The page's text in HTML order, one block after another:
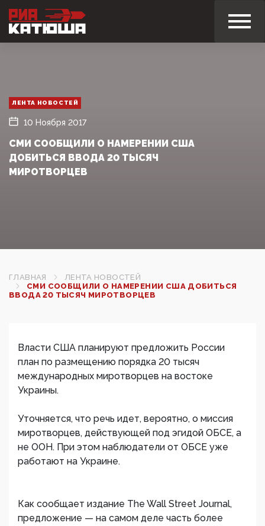
ЛЕНТА НОВОСТЕЙ
10 Ноября 2017
СМИ СООБЩИЛИ О НАМЕРЕНИИ США
ДОБИТЬСЯ ВВОДА 20 ТЫСЯЧ
МИРОТВОРЦЕВ
ГЛАВНАЯ
ЛЕНТА НОВОСТЕЙ
СМИ СООБЩИЛИ О НАМЕРЕНИИ США ДОБИТЬСЯ
ВВОДА 20 ТЫСЯЧ МИРОТВОРЦЕВ
Власти США планируют предложить России
план по размещению порядка 20 тысяч
международных миротворцев на востоке
Украины.
Уточняется, что речь идет, вероятно, о миссия
миротворцев, действующей под эгидой ОБСЕ, а
не ООН. При этом наблюдатели от ОБСЕ уже
работают на Украине.
Как сообщает издание The Wall Street Journal,
предложение — на самом деле часть более